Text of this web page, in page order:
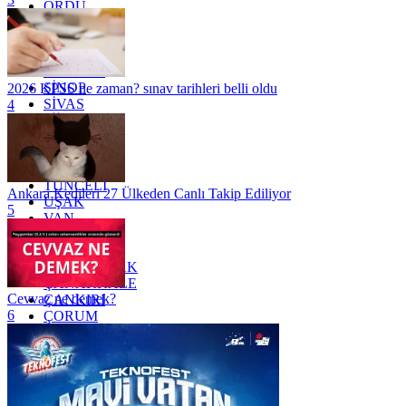
ORDU
OSMANİYE
RİZE
SAKARYA
SAMSUN
SİNOP
SİVAS
SİİRT
TEKİRDAĞ
TOKAT
TRABZON
TUNCELİ
UŞAK
VAN
YALOVA
YOZGAT
ZONGULDAK
ÇANAKKALE
ÇANKIRI
ÇORUM
İSTANBUL
İZMİR
ŞANLIURFA
ŞIRNAK
2026 KPSS ne zaman? sınav tarihleri belli oldu
4
Ankara Kedileri 27 Ülkeden Canlı Takip Ediliyor
5
Cevvaz ne demek?
6